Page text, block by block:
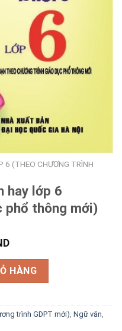
6 (THEO CHƯƠNG TRÌNH
hay lớp 6
phổ thông mới)
Giá
hiện
tại
là:
33.600 VND.
(chương trình giáo dục phổ
HÀNG
trình GDPT mới) Ngữ văn